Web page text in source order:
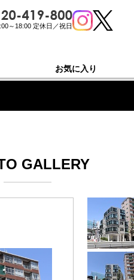
～18:00 定休日／祝日
お気に入り
GALLERY